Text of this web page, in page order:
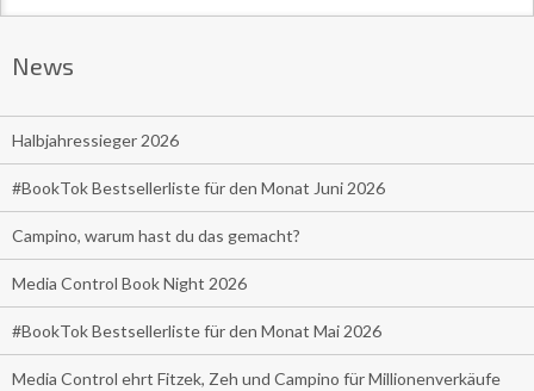
News
Halbjahressieger 2026
#BookTok Bestsellerliste für den Monat Juni 2026
Campino, warum hast du das gemacht?
Media Control Book Night 2026
#BookTok Bestsellerliste für den Monat Mai 2026
Media Control ehrt Fitzek, Zeh und Campino für Millionenverkäufe